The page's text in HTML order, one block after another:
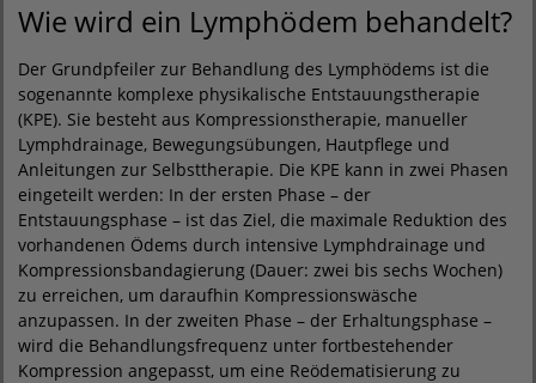
Wie wird ein Lymphödem behandelt?
Der Grundpfeiler zur Behandlung des Lymphödems ist die
sogenannte komplexe physikalische Entstauungstherapie
(KPE). Sie besteht aus Kompressionstherapie, manueller
Lymphdrainage, Bewegungsübungen, Hautpflege und
Anleitungen zur Selbsttherapie. Die KPE kann in zwei Phasen
eingeteilt werden: In der ersten Phase – der
Entstauungsphase – ist das Ziel, die maximale Reduktion des
vorhandenen Ödems durch intensive Lymphdrainage und
Kompressionsbandagierung (Dauer: zwei bis sechs Wochen)
zu erreichen, um daraufhin Kompressionswäsche
anzupassen. In der zweiten Phase – der Erhaltungsphase –
wird die Behandlungsfrequenz unter fortbestehender
Kompression angepasst, um eine Reödematisierung zu